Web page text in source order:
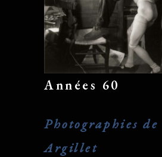
Années 60
Photographies
Argillet